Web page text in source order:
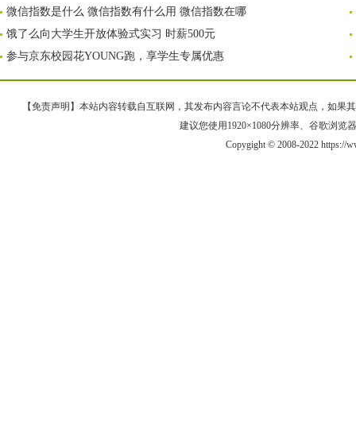
微信指数是什么 微信指数有什么用 微信指数在哪
饿了么向大学生开放体验式实习 时薪500元
参与京东校园花YOUNG跑，享学生专属优惠
【免责声明】本站内容转载自互联网，其发布内容言论不代表本站观点，如果
建议您使用1920×1080分辨率、谷歌浏览
Copygight © 2008-2022 https://